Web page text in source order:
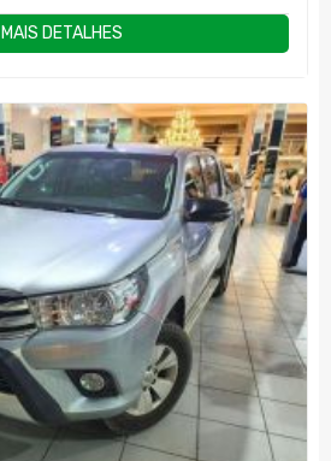
MAIS DETALHES